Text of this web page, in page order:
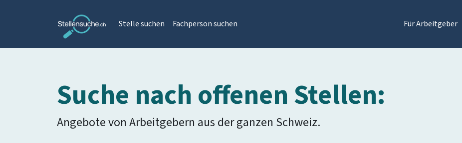
Stelle suchen Fachperson suchen Für Arbeitgeber
Suche nach offenen Stellen:
Angebote von Arbeitgebern aus der ganzen Schweiz.